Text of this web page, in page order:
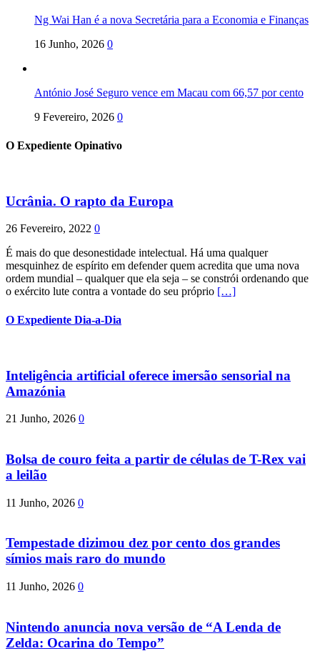
Ng Wai Han é a nova Secretária para a Economia e Finanças
16 Junho, 2026 0
António José Seguro vence em Macau com 66,57 por cento
9 Fevereiro, 2026 0
O Expediente Opinativo
Ucrânia. O rapto da Europa
26 Fevereiro, 2022 0
É mais do que desonestidade intelectual. Há uma qualquer
mesquinhez de espírito em defender quem acredita que uma nova
ordem mundial – qualquer que ela seja – se constrói ordenando que
o exército lute contra a vontade do seu próprio […]
O Expediente Dia-a-Dia
Inteligência artificial oferece imersão sensorial na
Amazónia
21 Junho, 2026 0
Bolsa de couro feita a partir de células de T-Rex vai
a leilão
11 Junho, 2026 0
Tempestade dizimou dez por cento dos grandes
símios mais raro do mundo
11 Junho, 2026 0
Nintendo anuncia nova versão de “A Lenda de
Zelda: Ocarina do Tempo”